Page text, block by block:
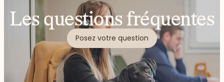
Les questions fréquentes
Posez votre question